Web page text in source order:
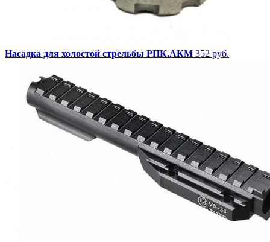
Насадка для холостой стрельбы РПК.АКМ 352 руб.